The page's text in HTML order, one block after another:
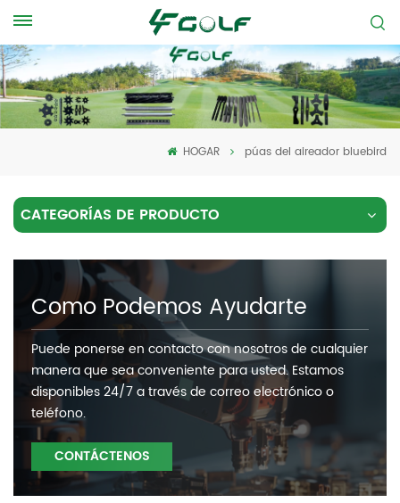
HOGAR púas del aireador bluebird
CATEGORÍAS DE PRODUCTO
Como Podemos Ayudarte
Puede ponerse en contacto con nosotros de cualquier
manera que sea conveniente para usted. Estamos
disponibles 24/7 a través de correo electrónico o
teléfono.
CONTÁCTENOS